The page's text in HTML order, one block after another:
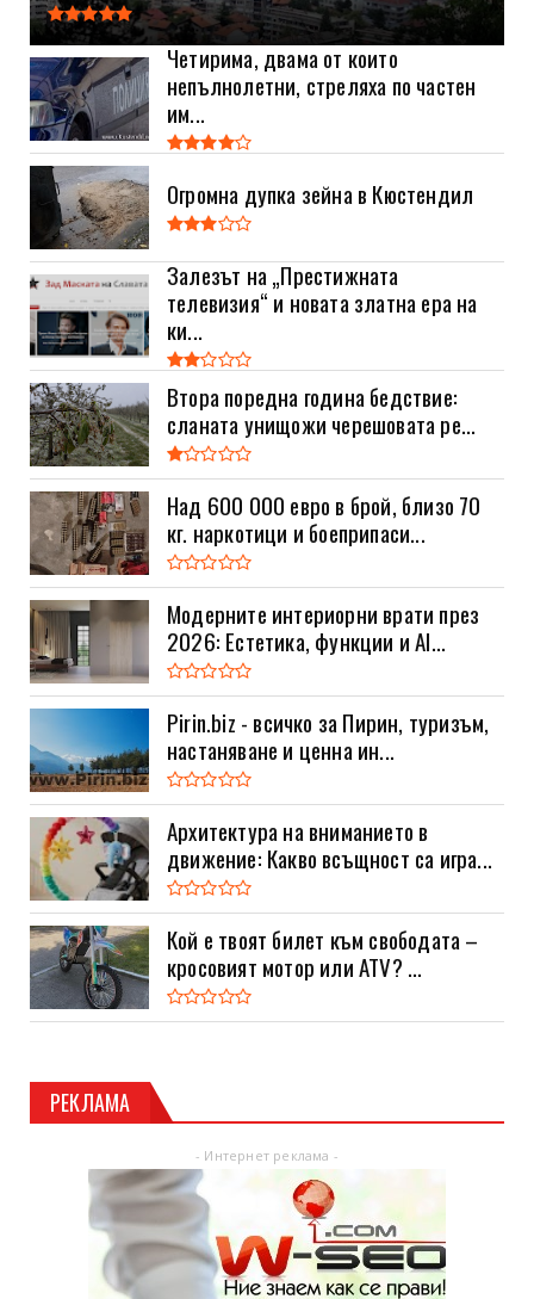
Четирима, двама от които
непълнолетни, стреляха по частен
им...
Огромна дупка зейна в Кюстендил
Залезът на „Престижната
телевизия“ и новата златна ера на
ки...
Втора поредна година бедствие:
сланата унищожи черешовата ре...
Над 600 000 евро в брой, близо 70
кг. наркотици и боеприпаси...
Модерните интериорни врати през
2026: Естетика, функции и AI...
Pirin.biz - всичко за Пирин, туризъм,
настаняване и ценна ин...
Архитектура на вниманието в
движение: Какво всъщност са игра...
Кой е твоят билет към свободата –
кросовият мотор или ATV? ...
РЕКЛАМА
- Интернет реклама -